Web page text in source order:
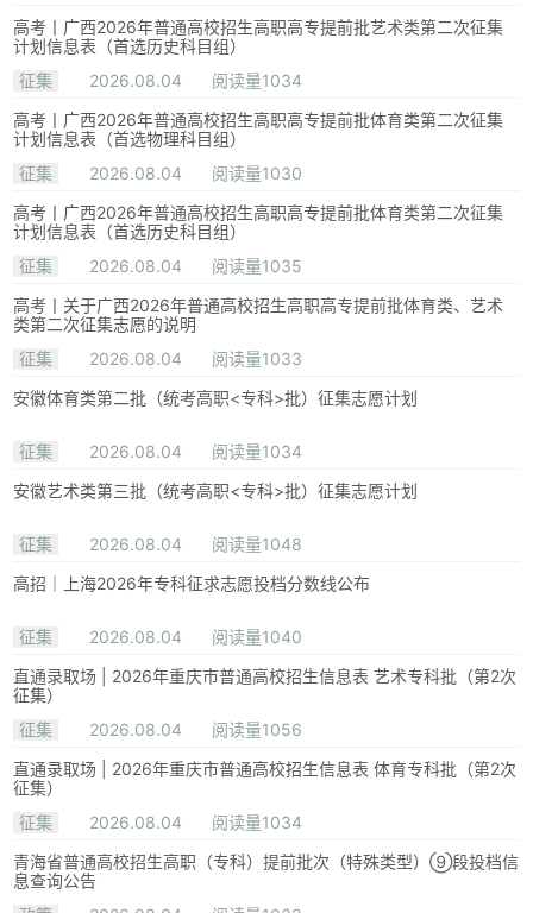
高考丨广西2026年普通高校招生高职高专提前批艺术类第二次征集
计划信息表（首选历史科目组）
征集
2026.08.04
阅读量1034
高考丨广西2026年普通高校招生高职高专提前批体育类第二次征集
计划信息表（首选物理科目组）
征集
2026.08.04
阅读量1030
高考丨广西2026年普通高校招生高职高专提前批体育类第二次征集
计划信息表（首选历史科目组）
征集
2026.08.04
阅读量1035
高考丨关于广西2026年普通高校招生高职高专提前批体育类、艺术
类第二次征集志愿的说明
征集
2026.08.04
阅读量1033
安徽体育类第二批（统考高职<专科>批）征集志愿计划
征集 2026.08.04
阅读量1034
安徽艺术类第三批（统考高职<专科>批）征集志愿计划
征集 2026.08.04
阅读量1048
高招｜上海2026年专科征求志愿投档分数线公布
征集 2026.08.04
阅读量1040
直通录取场 | 2026年重庆市普通高校招生信息表 艺术专科批（第2次
征集）
征集
2026.08.04
阅读量1056
直通录取场 | 2026年重庆市普通高校招生信息表 体育专科批（第2次
征集）
征集
2026.08.04
阅读量1034
青海省普通高校招生高职（专科）提前批次（特殊类型）⑨段投档信
息查询公告